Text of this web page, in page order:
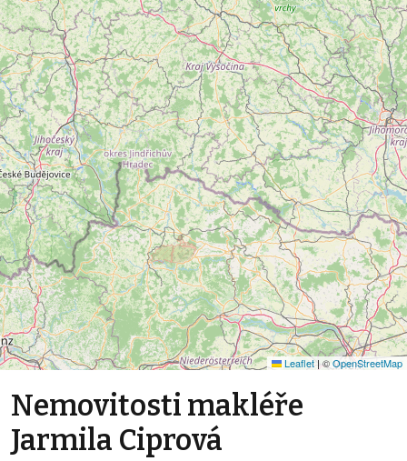
Leaflet | ©OpenStreetMap
Nemovitosti makléře
Jarmila Ciprová